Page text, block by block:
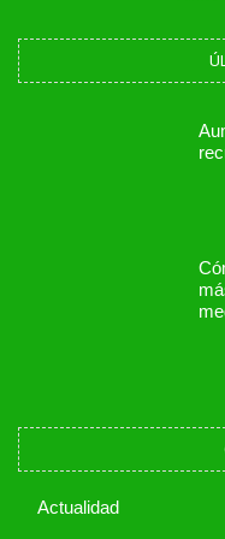
Actualidad